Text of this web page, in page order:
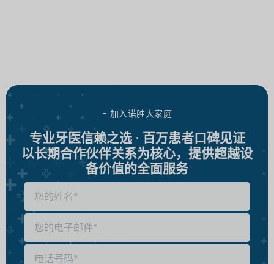
- 加入诺胜大家庭
专业牙医信赖之选 · 百万患者口碑见证
以长期合作伙伴关系为核心，提供超越设
备价值的全面服务